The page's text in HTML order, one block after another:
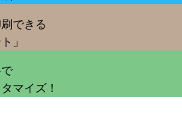
できる
」
マイズ！